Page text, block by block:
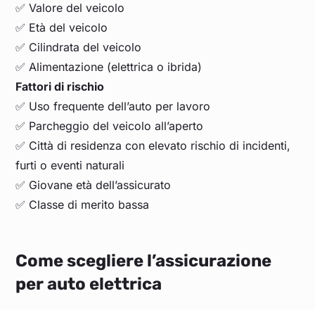
✅ Valore del veicolo
✅ Età del veicolo
✅ Cilindrata del veicolo
✅ Alimentazione (elettrica o ibrida)
Fattori di rischio
✅ Uso frequente dell’auto per lavoro
✅ Parcheggio del veicolo all’aperto
✅ Città di residenza con elevato rischio di incidenti,
furti o eventi naturali
✅ Giovane età dell’assicurato
✅ Classe di merito bassa
Come scegliere l’assicurazione
per auto elettrica